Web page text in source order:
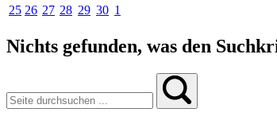
25 26 27 28 29 30 1
Nichts gefunden, was den